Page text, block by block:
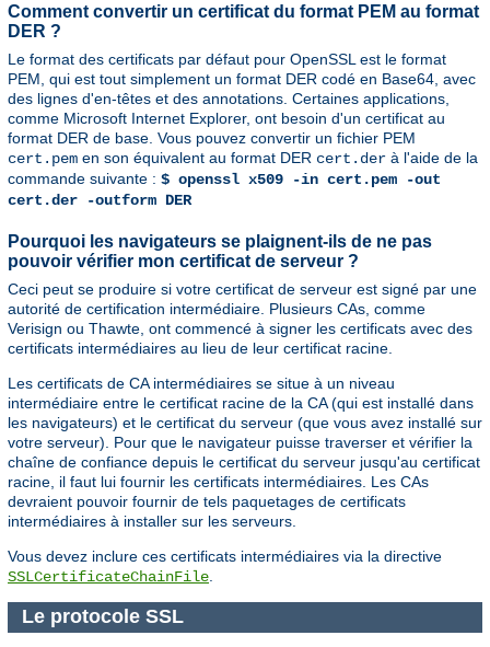
Comment convertir un certificat du format PEM au format
DER ?
Le format des certificats par défaut pour OpenSSL est le format
PEM, qui est tout simplement un format DER codé en Base64, avec
des lignes d'en-têtes et des annotations. Certaines applications,
comme Microsoft Internet Explorer, ont besoin d'un certificat au
format DER de base. Vous pouvez convertir un fichier PEM
cert.pem en son équivalent au format DER cert.der à l'aide de la
commande suivante : $ openssl x509 -in cert.pem -out
cert.der -outform DER
Pourquoi les navigateurs se plaignent-ils de ne pas
pouvoir vérifier mon certificat de serveur ?
Ceci peut se produire si votre certificat de serveur est signé par une
autorité de certification intermédiaire. Plusieurs CAs, comme
Verisign ou Thawte, ont commencé à signer les certificats avec des
certificats intermédiaires au lieu de leur certificat racine.
Les certificats de CA intermédiaires se situe à un niveau
intermédiaire entre le certificat racine de la CA (qui est installé dans
les navigateurs) et le certificat du serveur (que vous avez installé sur
votre serveur). Pour que le navigateur puisse traverser et vérifier la
chaîne de confiance depuis le certificat du serveur jusqu'au certificat
racine, il faut lui fournir les certificats intermédiaires. Les CAs
devraient pouvoir fournir de tels paquetages de certificats
intermédiaires à installer sur les serveurs.
Vous devez inclure ces certificats intermédiaires via la directive
SSLCertificateChainFile
Le protocole SSL